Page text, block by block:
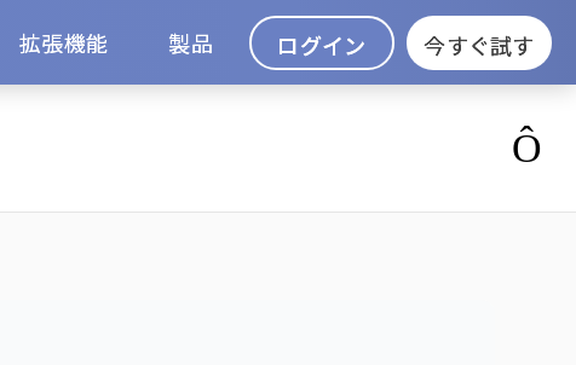
拡張機能 製品 ログイン 今すぐ試す